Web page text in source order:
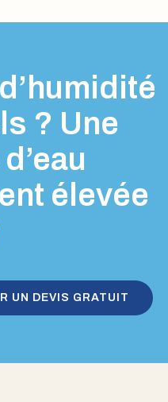
? Une
élevée
UN DEVIS GRATUIT